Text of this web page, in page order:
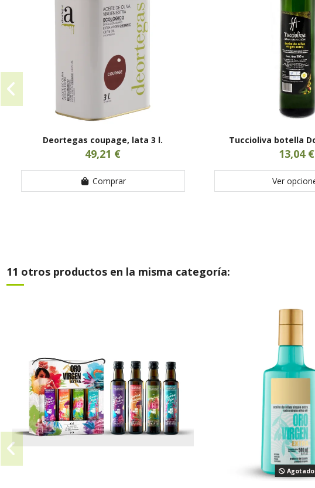
Deortegas coupage, lata 3 l.
49,21 €
Comprar
Tuccioliva botella
13,04 €
Ver
11 otros productos en la misma categoría:
Agotado